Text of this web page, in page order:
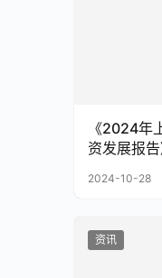
《2024年
资发展报告
2024-10-28
资讯